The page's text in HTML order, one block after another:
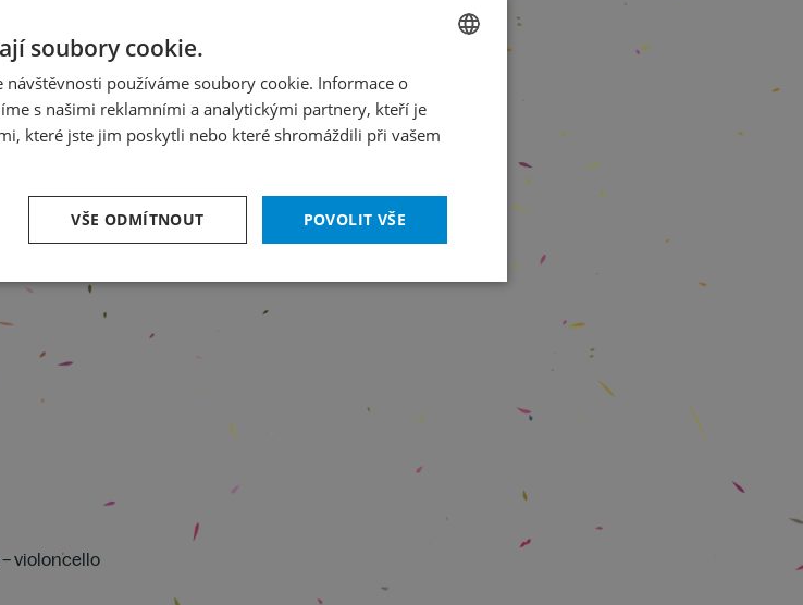
– violoncello
ENGLISH
soubory cookie.
návštěvnosti používáme soubory cookie. Informace o
s našimi reklamními a analytickými partnery, kteří je
které jste jim poskytli nebo které shromáždili při vašem
POVOLIT VŠE
VŠE ODMÍTNOUT